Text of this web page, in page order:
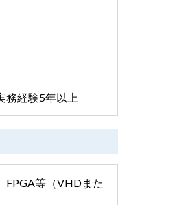
務経験5年以上
FPGA等（VHDまた